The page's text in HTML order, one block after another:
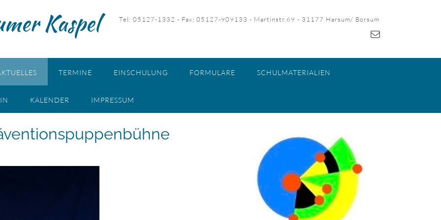
Kaspel Tel: 05127-1332 - Fax: 05127-909133 - Martinstr.69 - 31177 Harsum/ Borsum
TERMINE EINSCHULUNG FORMULARE SCHULMATERIALIEN
KALENDER IMPRESSUM